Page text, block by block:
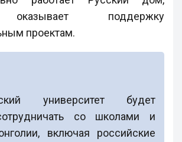
поддержку
проектам.
университет будет
со школами и
включая российские